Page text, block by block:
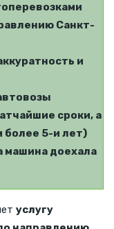
Санкт-
и
сроки, а
5-и лет)
машина доехала
услугу